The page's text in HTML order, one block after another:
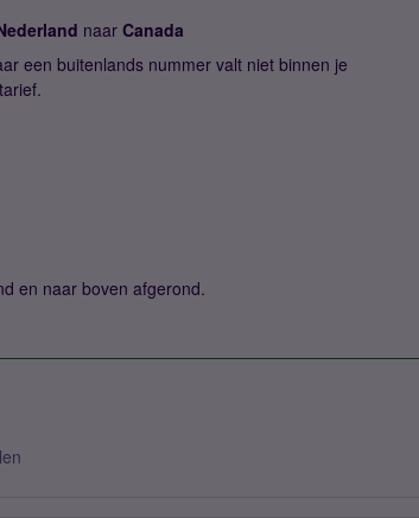
naar Canada
een buitenlands nummer valt niet binnen je
en naar boven afgerond.